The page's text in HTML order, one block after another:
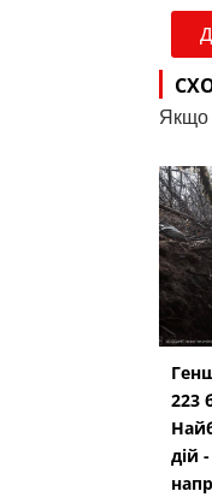
Якщо
223
дій